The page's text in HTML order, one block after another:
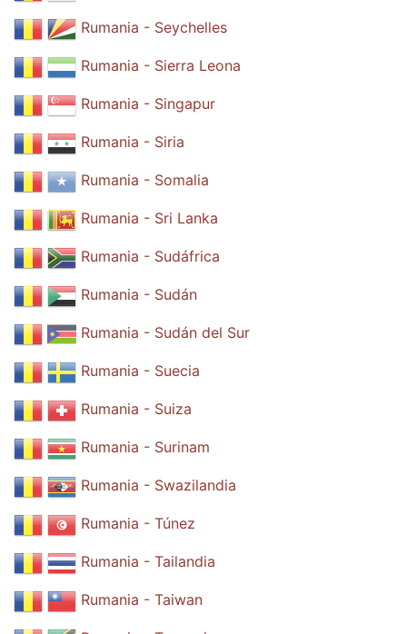
Rumania - Seychelles
Rumania - Sierra Leona
Rumania - Singapur
Rumania - Siria
Rumania - Somalia
Rumania - Sri Lanka
Rumania - Sudáfrica
Rumania - Sudán
Rumania - Sudán del Sur
Rumania - Suecia
Rumania - Suiza
Rumania - Surinam
Rumania - Swazilandia
Rumania - Túnez
Rumania - Tailandia
Rumania - Taiwan